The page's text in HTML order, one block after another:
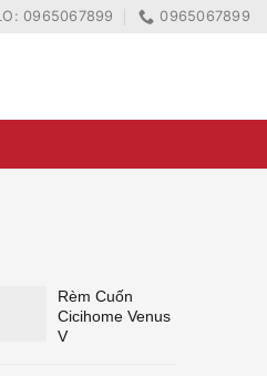
0965067899 0965067899
Rèm Cuốn
Cicihome Venus
V